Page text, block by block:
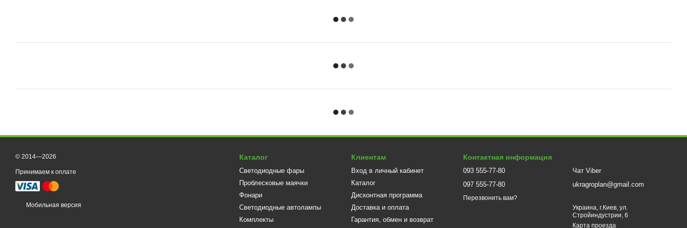
© 2014—2026
Принимаем к оплате
Мобильная версия
Каталог
Светодиодные фары
Проблесковые маячки
Фонари
Светодиодные автолампы
Комплекты
Клиентам
Вход в личный кабинет
Каталог
Дисконтная программа
Доставка и оплата
Гарантия, обмен и возврат
Контактная информация
093 555-77-80
097 555-77-80
Перезвонить вам?
Чат Viber
ukragroplan@gmail.com
Украина, г.Киев, ул.
Стройиндустрии, 6
Карта проезда